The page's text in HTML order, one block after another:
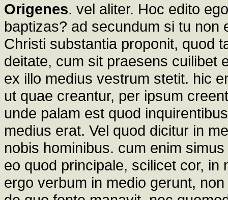
Origenes. vel aliter. Hoc edito
baptizas? ad secundum si tu
Christi substantia proponit, quod
deitate, cum sit praesens cuilibet
ex illo medius vestrum stetit. hic
ut quae creantur, per ipsum
unde palam est quod
medius erat. Vel quod dicitur in
nobis hominibus. cum enim
eo quod principale, scilicet cor,
ergo verbum in medio gerunt,